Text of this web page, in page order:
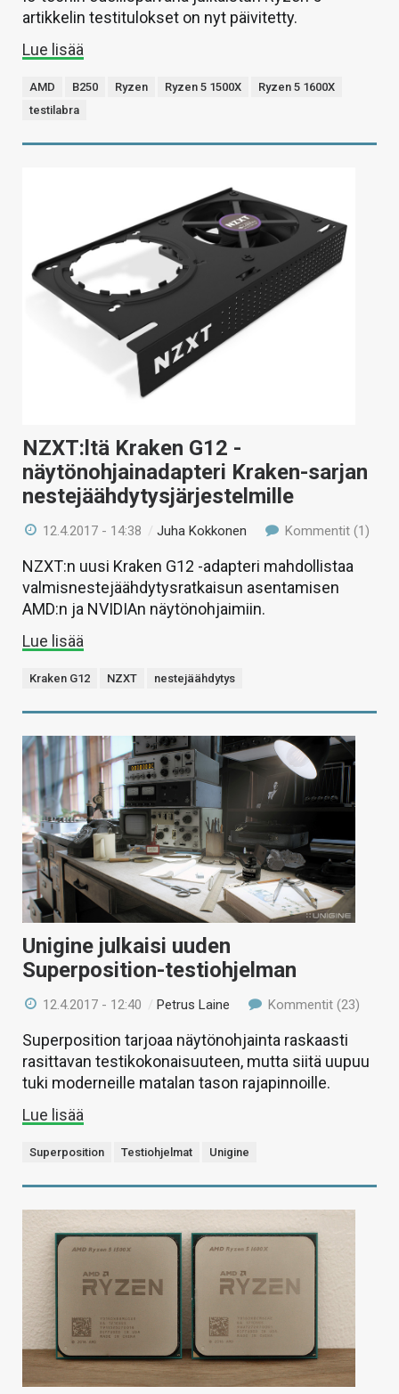
artikkelin testitulokset on nyt päivitetty.
Lue lisää
AMD B250 Ryzen Ryzen 5 1500X
Ryzen 5 1600X
testilabra
NZXT:ltä Kraken G12 -
näytönohjainadapteri Kraken-sarjan
nestejäähdytysjärjestelmille
12.4.2017 - 14:38 /Juha Kokkonen Kommentit (1)
NZXT:n uusi Kraken G12 -adapteri mahdollistaa
valmisnestejäähdytysratkaisun asentamisen
AMD:n ja NVIDIAn näytönohjaimiin.
Lue lisää
Kraken G12 NZXT nestejäähdytys
Unigine julkaisi uuden
Superposition-testiohjelman
12.4.2017 - 12:40 /Petrus Laine Kommentit (23)
Superposition tarjoaa näytönohjainta raskaasti
rasittavan testikokonaisuuteen, mutta siitä uupuu
tuki moderneille matalan tason rajapinnoille.
Lue lisää
Superposition Testiohjelmat Unigine